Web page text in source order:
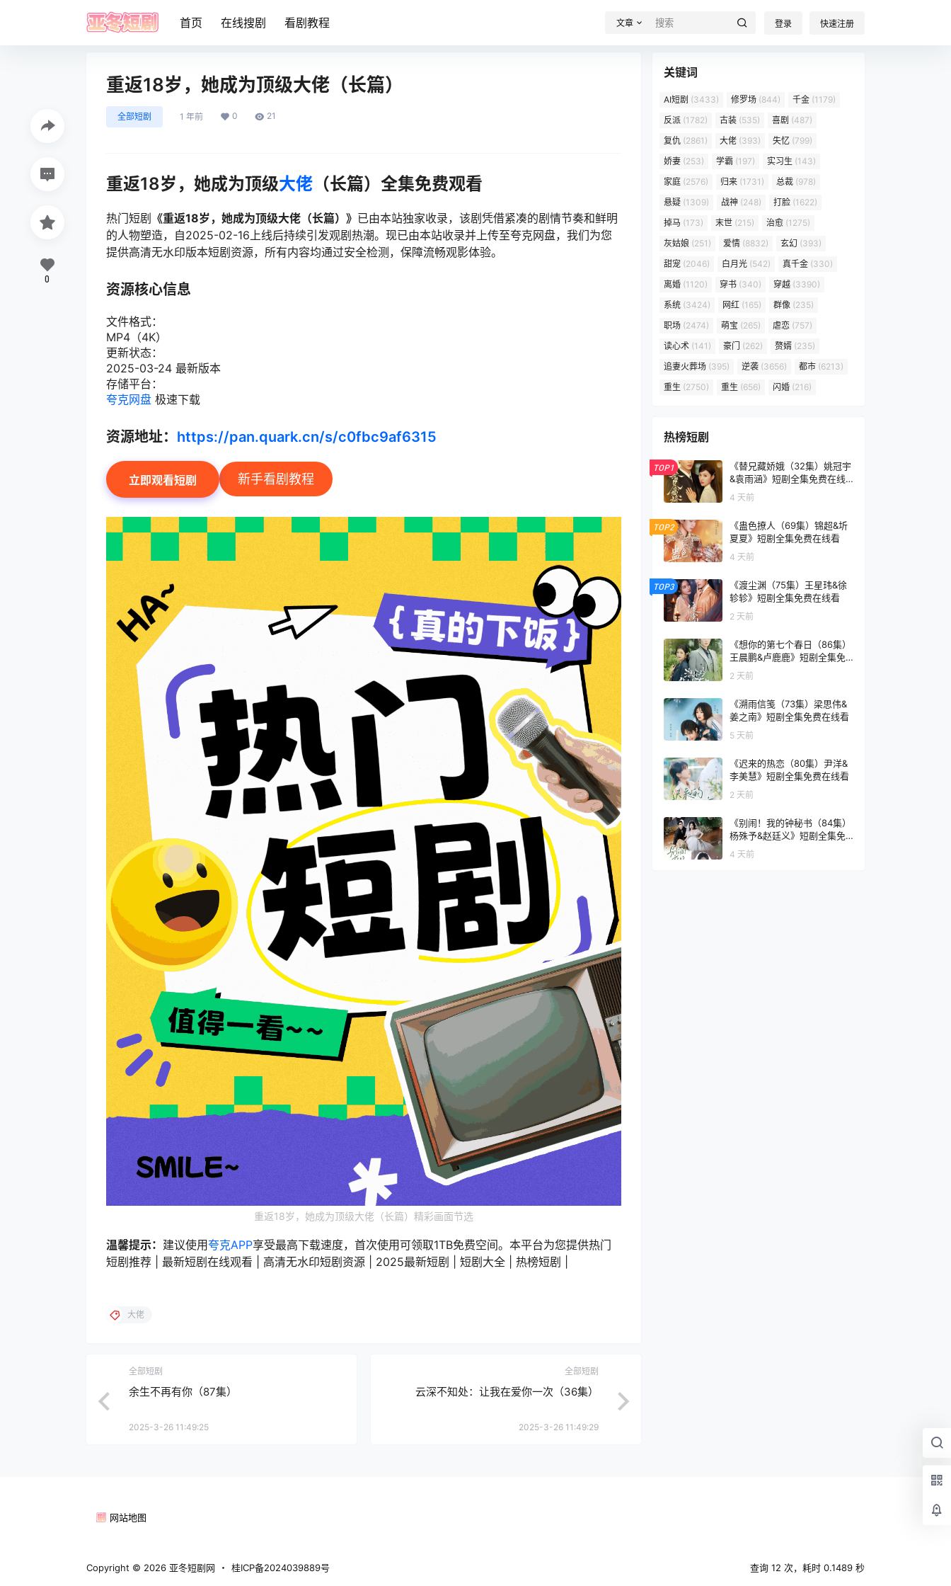
首页 在线搜剧 看剧教程 文章 登录 快速注册
重返18岁，她成为顶级大佬（长篇）
全部短剧 1 年前 0 21
重返18岁，她成为顶级大佬 （长篇）全集免费观看
热门短剧 《重返18岁，她成为顶级大佬（长篇）》 已由本站独家收录，该剧凭借紧凑的剧情节奏和鲜明
的人物塑造，自2025-02-16上线后持续引发观剧热潮。现已由本站收录并上传至夸克网盘，我们为您
提供高清无水印版本短剧资源，所有内容均通过安全检测，保障流畅观影体验。
资源核心信息
文件格式：
MP4（4K）
更新状态：
2025-03-24 最新版本
存储平台：
夸克网盘 极速下载
资源地址： https://pan.quark.cn/s/c0fbc9af6315
立即观看短剧 新手看剧教程
重返18岁，她成为顶级大佬（长篇）精彩画面节选
温馨提示： 建议使用夸克APP享受最高下载速度，首次使用可领取1TB免费空间。本平台为您提供热门
短剧推荐 | 最新短剧在线观看 | 高清无水印短剧资源 | 2025最新短剧 | 短剧大全 | 热榜短剧 |
0
大佬
全部短剧
余生不再有你（87集）
2025-3-26 11:49:25
全部短剧
云深不知处：让我在爱你一次（36集）
2025-3-26 11:49:29
关键词
AI短剧 (3433) 修罗场 (844) 千金 (1179)
反派 (1782) 古装 (535) 喜剧 (487)
复仇 (2861) 大佬 (393) 失忆 (799)
娇妻 (253) 学霸 (197) 实习生 (143)
家庭 (2576) 归来 (1731) 总裁 (978)
悬疑 (1309) 战神 (248) 打脸 (1622)
掉马 (173) 末世 (215) 治愈 (1275)
灰姑娘 (251) 爱情 (8832) 玄幻 (393)
甜宠 (2046) 白月光 (542) 真千金 (330)
离婚 (1120) 穿书 (340) 穿越 (3390)
系统 (3424) 网红 (165) 群像 (235)
职场 (2474) 萌宝 (265) 虐恋 (757)
读心术 (141) 豪门 (262) 赘婿 (235)
追妻火葬场 (395) 逆袭 (3656) 都市 (6213)
重生 (2750) 重生 (656) 闪婚 (216)
热榜短剧
TOP1
《替兄藏娇娥（32集）姚冠宇
&袁雨涵》短剧全集免费在线
看
4 天前
TOP2
《蛊色撩人（69集）锦超&圻
夏夏》短剧全集免费在线看
4 天前
TOP3
《渡尘渊（75集）王星玮&徐
轸轸》短剧全集免费在线看
2 天前
《想你的第七个春日（86集）
王晨鹏&卢鹿鹿》短剧全集免
费在线看
2 天前
《溯雨信笺（73集）梁思伟&
姜之南》短剧全集免费在线看
5 天前
《迟来的热恋（80集）尹洋&
李美慧》短剧全集免费在线看
2 天前
《别闹！我的钟秘书（84集）
杨殊予&赵廷义》短剧全集免
费在线看
4 天前
网站地图
Copyright © 2026 亚冬短剧网 ・ 桂ICP备2024039889号 查询 12 次，耗时 0.1489 秒